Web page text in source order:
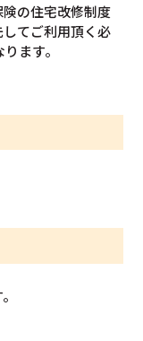
の住宅改修制度
てご利用頂く必
ます。